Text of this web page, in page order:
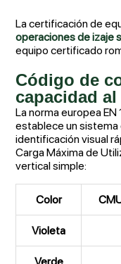
La certificación de
operaciones de izaje
equipo certificado
Código de
capacidad
La norma europea
establece un sistema
identificación visual
Carga Máxima de
vertical simple:
Color
Violeta